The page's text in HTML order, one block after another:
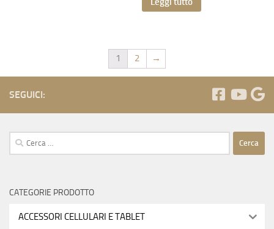
1 2 →
SEGUICI:
Ricerca
per:
CATEGORIE PRODOTTO
ACCESSORI CELLULARI E TABLET